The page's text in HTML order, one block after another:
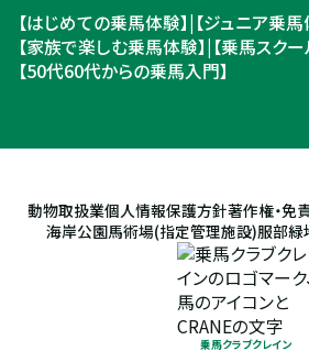
【はじめての乗馬体験】| 【ジュニア乗馬
【家族で楽しむ乗馬体験】| 【乗馬スク
【50代60代からの乗馬入門】
動物取扱業個人情報保護方針著作権・免
海岸公園馬術場(指定管理施設)服部緑
乗馬クラブクレイン